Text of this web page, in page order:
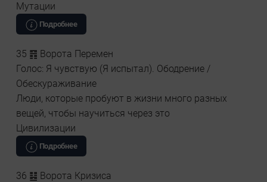
Мутации
Подробнее
35 ䷢ Ворота Перемен
Голос: Я чувствую (Я испытал). Ободрение /
Обескураживание
Люди, которые пробуют в жизни много разных
вещей, чтобы научиться через это
Цивилизации
Подробнее
36 ䷣ Ворота Кризиса